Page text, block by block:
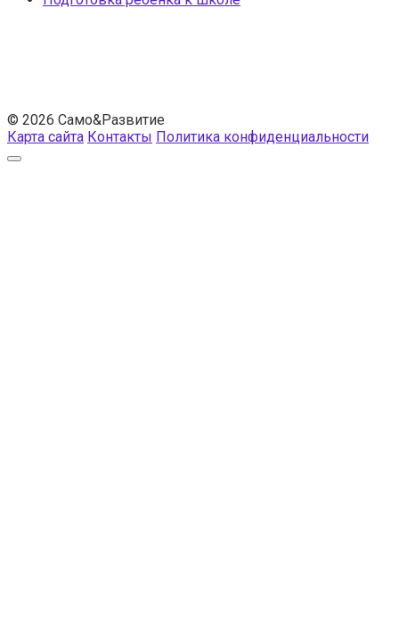
© 2026 Само&Развитие
Карта сайта Контакты Политика конфиденциальности